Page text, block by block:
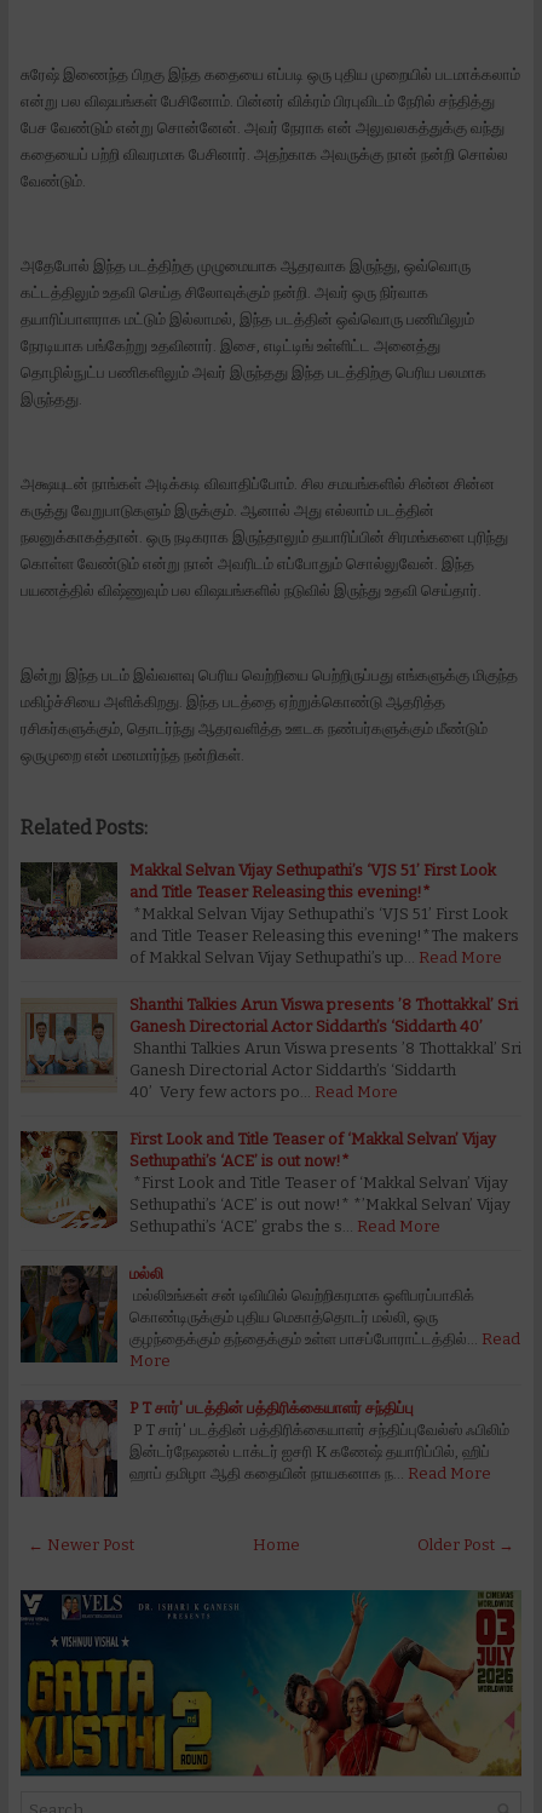
சுரேஷ் இணைந்த பிறகு இந்த கதையை எப்படி ஒரு புதிய முறையில் படமாக்கலாம்
என்று பல விஷயங்கள் பேசினோம். பின்னர் விக்ரம் பிரபுவிடம் நேரில் சந்தித்து
பேச வேண்டும் என்று சொன்னேன். அவர் நேராக என் அலுவலகத்துக்கு வந்து
கதையைப் பற்றி விவரமாக பேசினார். அதற்காக அவருக்கு நான் நன்றி சொல்ல
வேண்டும்.
அதேபோல் இந்த படத்திற்கு முழுமையாக ஆதரவாக இருந்து, ஒவ்வொரு
கட்டத்திலும் உதவி செய்த சிலோவுக்கும் நன்றி. அவர் ஒரு நிர்வாக
தயாரிப்பாளராக மட்டும் இல்லாமல், இந்த படத்தின் ஒவ்வொரு பணியிலும்
நேரடியாக பங்கேற்று உதவினார். இசை, எடிட்டிங் உள்ளிட்ட அனைத்து
தொழில்நுட்ப பணிகளிலும் அவர் இருந்தது இந்த படத்திற்கு பெரிய பலமாக
இருந்தது.
அக்ஷயுடன் நாங்கள் அடிக்கடி விவாதிப்போம். சில சமயங்களில் சின்ன சின்ன
கருத்து வேறுபாடுகளும் இருக்கும். ஆனால் அது எல்லாம் படத்தின்
நலனுக்காகத்தான். ஒரு நடிகராக இருந்தாலும் தயாரிப்பின் சிரமங்களை புரிந்து
கொள்ள வேண்டும் என்று நான் அவரிடம் எப்போதும் சொல்லுவேன். இந்த
பயணத்தில் விஷ்ணுவும் பல விஷயங்களில் நடுவில் இருந்து உதவி செய்தார்.
இன்று இந்த படம் இவ்வளவு பெரிய வெற்றியை பெற்றிருப்பது எங்களுக்கு மிகுந்த
மகிழ்ச்சியை அளிக்கிறது. இந்த படத்தை ஏற்றுக்கொண்டு ஆதரித்த
ரசிகர்களுக்கும், தொடர்ந்து ஆதரவளித்த ஊடக நண்பர்களுக்கும் மீண்டும்
ஒருமுறை என் மனமார்ந்த நன்றிகள்.
Related Posts:
Makkal Selvan Vijay Sethupathi’s ‘VJS 51’ First Look
and Title Teaser Releasing this evening!*
*Makkal Selvan Vijay Sethupathi’s ‘VJS 51’ First Look
and Title Teaser Releasing this evening!*The makers
of Makkal Selvan Vijay Sethupathi’s up…
Read More
Shanthi Talkies Arun Viswa presents ’8 Thottakkal’ Sri
Ganesh Directorial Actor Siddarth’s ‘Siddarth 40’
Shanthi Talkies Arun Viswa presents ’8 Thottakkal’ Sri
Ganesh Directorial Actor Siddarth’s ‘Siddarth
40’ Very few actors po…
Read More
First Look and Title Teaser of ‘Makkal Selvan’ Vijay
Sethupathi’s ‘ACE’ is out now!*
*First Look and Title Teaser of ‘Makkal Selvan’ Vijay
Sethupathi’s ‘ACE’ is out now!* *’Makkal Selvan’ Vijay
Sethupathi’s ‘ACE’ grabs the s…
Read More
மல்லி
மல்லிஉங்கள் சன் டிவியில் வெற்றிகரமாக ஒளிபரப்பாகிக்
கொண்டிருக்கும் புதிய மெகாத்தொடர் மல்லி, ஒரு
குழந்தைக்கும் தந்தைக்கும் உள்ள பாசப்போராட்டத்தில்…
Read
More
P T சார்' படத்தின் பத்திரிக்கையாளர் சந்திப்பு
P T சார்' படத்தின் பத்திரிக்கையாளர் சந்திப்புவேல்ஸ் ஃபிலிம்
இன்டர்நேஷனல் டாக்டர் ஐசரி K கணேஷ் தயாரிப்பில், ஹிப்
ஹாப் தமிழா ஆதி கதையின் நாயகனாக ந…
Read More
← Newer Post Older Post →
Home